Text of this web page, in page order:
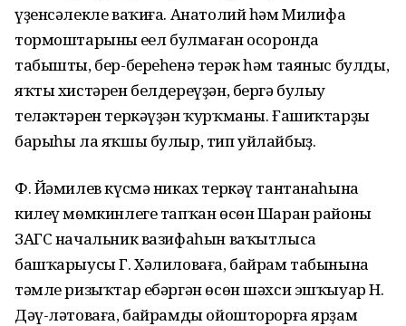
үҙенсәлекле ваҡиға. Анатолий һәм Миңлифа
тормоштарының еңел булмаған осоронда
табышты, бер-береһенә терәк һәм таяныс булды,
яҡты хистәрен белдереүҙән, бергә булыу
теләктәрен теркәүҙән ҡурҡманы. Ғашиҡтарҙың
барыһы ла яҡшы булыр, тип уйлайбыҙ.
Ф. Йәмилев күсмә никах теркәү тантанаһына
килеү мөмкинлеге тапҡан өсөн Шаран районы
ЗАГС начальник вазифаһын ваҡытлыса
башҡарыусы Г. Хәлиловаға, байрам табынына
тәмле ризыҡтар ебәргән өсөн шәхси эшҡыуар Н.
Дәү-ләтоваға, байрамды ойошторорға ярҙам